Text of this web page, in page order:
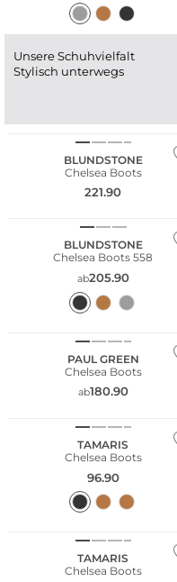
Unsere Schuhvielfalt
Stylisch unterwegs
BLUNDSTONE
Chelsea Boots
221.90
BLUNDSTONE
Chelsea Boots 558
ab205.90
Große Größen
PAUL GREEN
Chelsea Boots
ab180.90
TAMARIS
Chelsea Boots
96.90
TAMARIS
Chelsea Boots